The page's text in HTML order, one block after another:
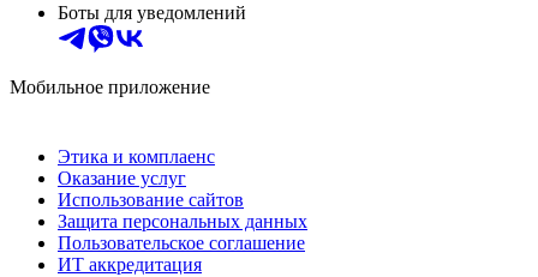
Боты для уведомлений
Мобильное приложение
Этика и комплаенс
Оказание услуг
Использование сайтов
Защита персональных данных
Пользовательское соглашение
ИТ аккредитация